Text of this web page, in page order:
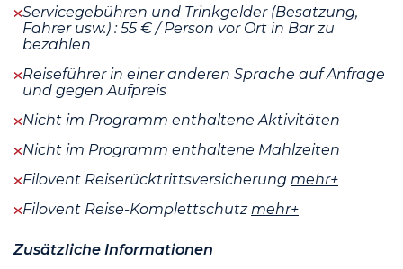
Servicegebühren und Trinkgelder (Besatzung,
Fahrer usw.) : 55 € / Person vor Ort in Bar zu
bezahlen
Reiseführer in einer anderen Sprache auf Anfrage
und gegen Aufpreis
Nicht im Programm enthaltene Aktivitäten
Nicht im Programm enthaltene Mahlzeiten
Filovent Reiserücktrittsversicherung mehr+
Filovent Reise-Komplettschutz mehr+
Zusätzliche Informationen